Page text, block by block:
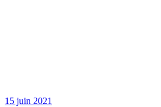
15 juin 2021